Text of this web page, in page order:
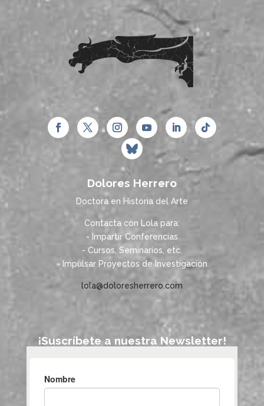
Dolores Herrero
Doctora en Historia del Arte
Contacta con Lola para:
- Impartir Conferencias
- Cursos, Seminarios, etc.
- Impulsar Proyectos de Investigación
lola@doloresherrero.com
¡Suscríbete a nuestra Newsletter!